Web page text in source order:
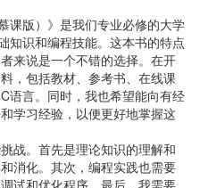
课版）》是我们专业必修的大学
知识和编程技能。这本书的特点
来说是一个不错的选择。在开
，包括教材、参考书、在线课
语言。同时，我也希望能向有经
学习经验，以便更好地掌握这
战。首先是理论知识的理解和
消化。其次，编程实践也需要
试和优化程序。最后，我需要